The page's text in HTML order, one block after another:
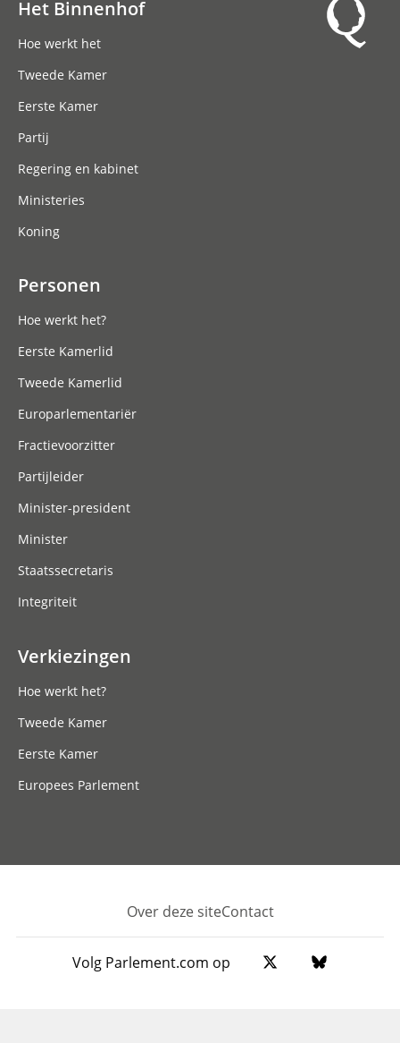
Het Binnenhof
Hoe werkt het
Tweede Kamer
Eerste Kamer
Partij
Regering en kabinet
Ministeries
Koning
Personen
Hoe werkt het?
Eerste Kamerlid
Tweede Kamerlid
Europarlementariër
Fractievoorzitter
Partijleider
Minister-president
Minister
Staatssecretaris
Integriteit
Verkiezingen
Hoe werkt het?
Tweede Kamer
Eerste Kamer
Europees Parlement
Footer
Over deze siteContact
Volg Parlement.com op